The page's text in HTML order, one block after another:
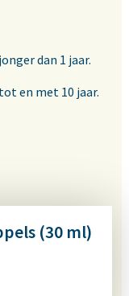
dan 1 jaar.
en met 10 jaar.
(30 ml)